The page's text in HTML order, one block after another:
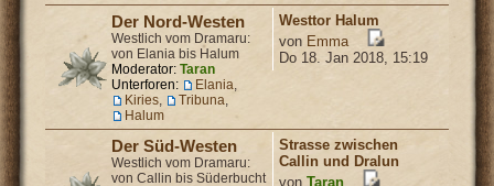
Der Nord-Westen
Westlich vom Dramaru:
von Elania bis Halum
Moderator: Taran
Unterforen:
Elania
Kiries
Tribuna
Halum
Westtor Halum
von Emma
Do 18. Jan 2018, 15:19
Der Süd-Westen
Westlich vom Dramaru:
von Callin bis Süderbucht
Strasse zwischen
Callin und Dralun
vonTaran